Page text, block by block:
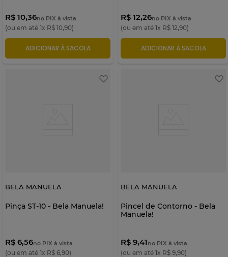
R$ 10,36no PIX à vista
(ou em até 1x R$ 10,90)
ADICIONAR À SACOLA
R$ 12,26no PIX à vista
(ou em até 1x R$ 12,90)
ADICIONAR À SACOLA
BELA MANUELA
Pinça ST-10 - Bela Manuela!
R$ 6,56no PIX à vista
(ou em até 1x R$ 6,90)
BELA MANUELA
Pincel de Contorno - Bela
Manuela!
R$ 9,41no PIX à vista
(ou em até 1x R$ 9,90)